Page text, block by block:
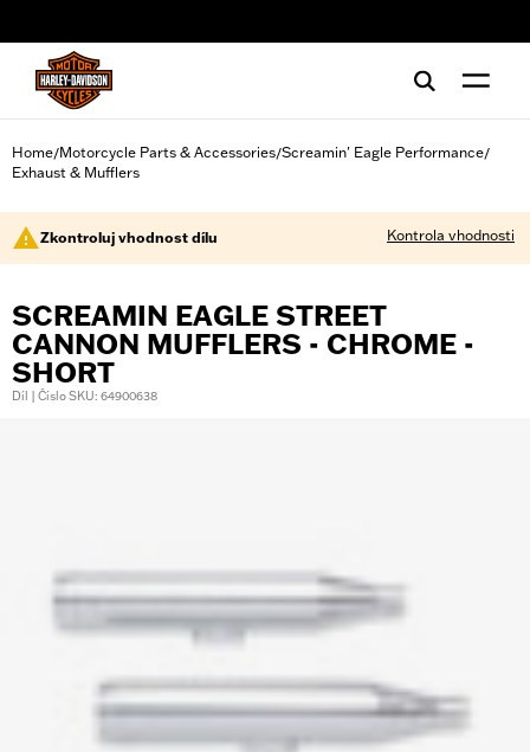
Home/Motorcycle Parts & Accessories/Screamin' Eagle Performance/
Exhaust & Mufflers
Zkontroluj vhodnost dílu Kontrola vhodnosti
SCREAMIN EAGLE STREET
CANNON MUFFLERS - CHROME -
SHORT
Díl | Číslo SKU: 64900638